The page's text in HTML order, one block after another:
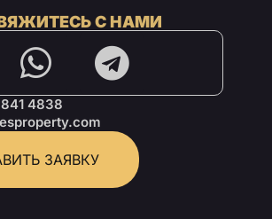
С НАМИ
4838
ЗАЯВКУ